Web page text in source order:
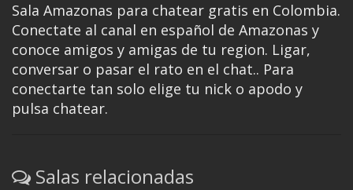
Sala Amazonas para chatear gratis en Colombia.
Conectate al canal en español de Amazonas y
conoce amigos y amigas de tu region. Ligar,
conversar o pasar el rato en el chat.. Para
conectarte tan solo elige tu nick o apodo y
pulsa chatear.
Salas relacionadas